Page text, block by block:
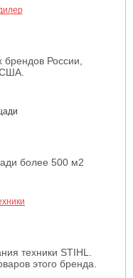
России,
более 500 м2
техники STIHL.
этого бренда.